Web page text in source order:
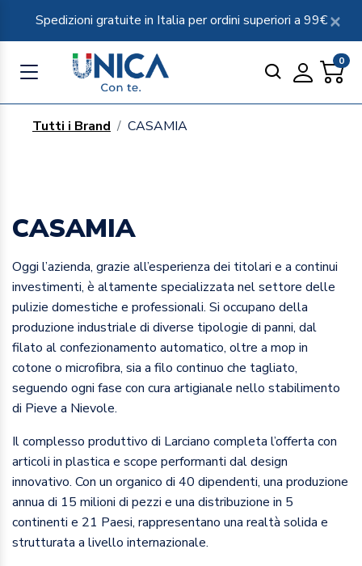
Spedizioni gratuite in Italia per ordini superiori a 99€
0
Tutti i Brand CASAMIA
CASAMIA
Oggi l’azienda, grazie all’esperienza dei titolari e a continui
investimenti, è altamente specializzata nel settore delle
pulizie domestiche e professionali. Si occupano della
produzione industriale di diverse tipologie di panni, dal
filato al confezionamento automatico, oltre a mop in
cotone o microfibra, sia a filo continuo che tagliato,
seguendo ogni fase con cura artigianale nello stabilimento
di Pieve a Nievole.
Il complesso produttivo di Larciano completa l’offerta con
articoli in plastica e scope performanti dal design
innovativo. Con un organico di 40 dipendenti, una produzione
annua di 15 milioni di pezzi e una distribuzione in 5
continenti e 21 Paesi, rappresentano una realtà solida e
strutturata a livello internazionale.